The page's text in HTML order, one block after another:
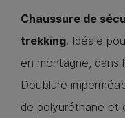
Chaussure de
trekking. Idéale
en montagne, dans
Doublure
de polyuréthane et